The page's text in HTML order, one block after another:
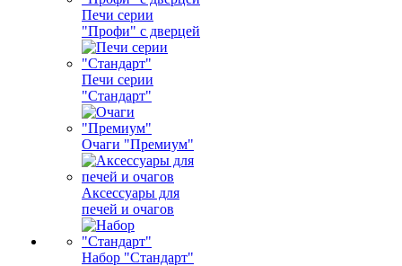
Печи серии
"Профи" с дверцей
Печи серии
"Стандарт"
Очаги "Премиум"
Аксессуары для
печей и очагов
Набор "Стандарт"